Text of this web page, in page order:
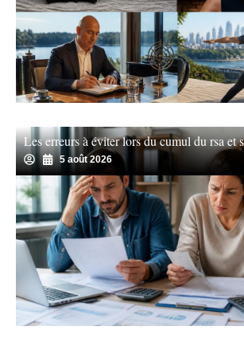
Les erreurs à éviter lors du cumul du rsa et
5 août 2026